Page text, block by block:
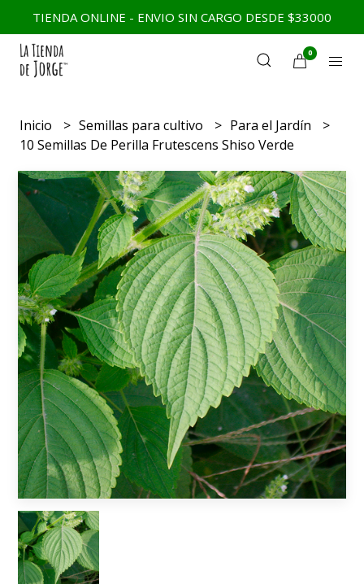
TIENDA ONLINE - ENVIO SIN CARGO DESDE $33000
0
Inicio Semillas para cultivo
Para el Jardín
10 Semillas De Perilla Frutescens Shiso Verde